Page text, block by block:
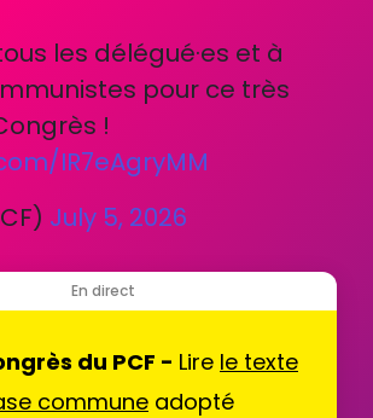
les délégué·es et à
pour ce très
!
IR7eAgryMM
July 5, 2026
En direct
du PCF - Lire le texte
commune adopté